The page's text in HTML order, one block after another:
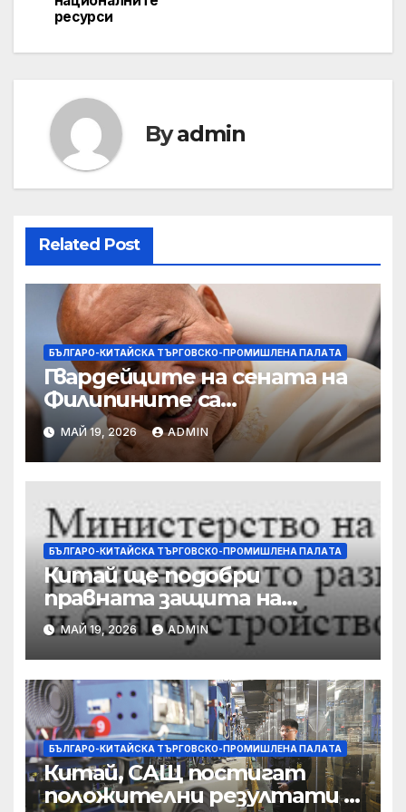
ресурси
Byadmin
Related Post
БЪЛГАРО-КИТАЙСКА ТЪРГОВСКО-ПРОМИШЛЕНА ПАЛAТА
Гвардейците на сената на
Филипините са
разследвани за стрелба,
докато сенаторът беглец
бяга
МАЙ 19, 2026 ADMIN
БЪЛГАРО-КИТАЙСКА ТЪРГОВСКО-ПРОМИШЛЕНА ПАЛAТА
Китай ще подобри
правната защита на
предприятията, ще се
съсредоточи върху
борбата с
корпоративната
престъпност
МАЙ 19, 2026 ADMIN
БЪЛГАРО-КИТАЙСКА ТЪРГОВСКО-ПРОМИШЛЕНА ПАЛAТА
Китай, САЩ постигат
положителни резултати в